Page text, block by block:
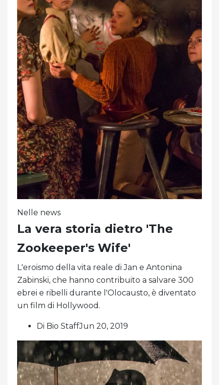
Nelle news
La vera storia dietro 'The
Zookeeper's Wife'
L'eroismo della vita reale di Jan e Antonina
Zabinski, che hanno contribuito a salvare 300
ebrei e ribelli durante l'Olocausto, è diventato
un film di Hollywood.
Di Bio StaffJun 20, 2019